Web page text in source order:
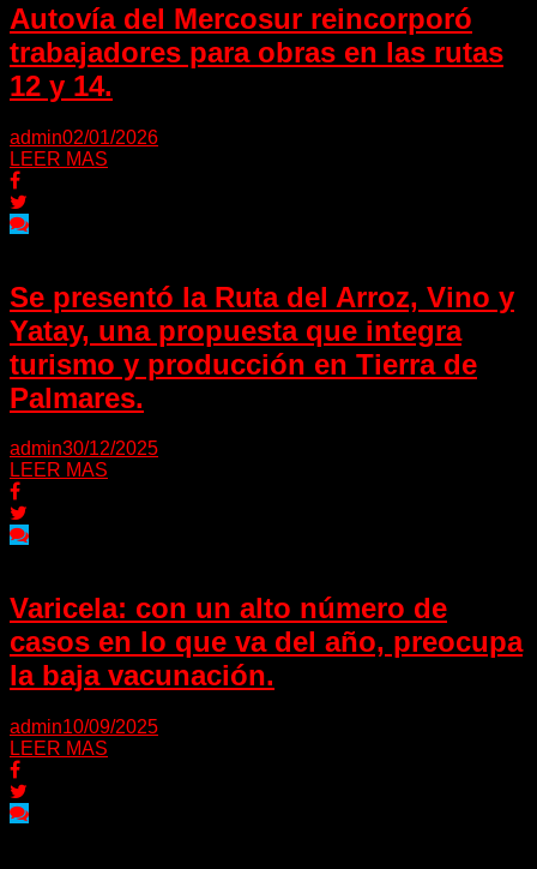
Autovía del Mercosur reincorporó
trabajadores para obras en las rutas
12 y 14.
admin02/01/2026
LEER MAS
Se presentó la Ruta del Arroz, Vino y
Yatay, una propuesta que integra
turismo y producción en Tierra de
Palmares.
admin30/12/2025
LEER MAS
Varicela: con un alto número de
casos en lo que va del año, preocupa
la baja vacunación.
admin10/09/2025
LEER MAS